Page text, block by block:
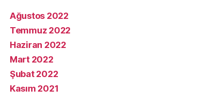
Ağustos 2022
Temmuz 2022
Haziran 2022
Mart 2022
Şubat 2022
Kasım 2021